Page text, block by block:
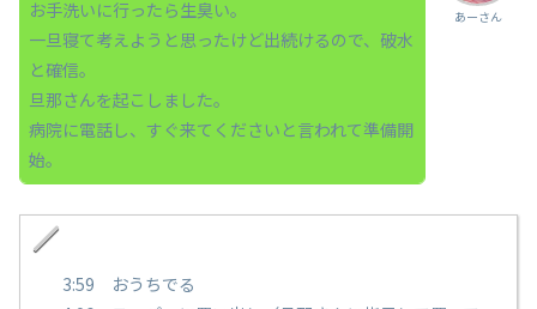
あーさん
お手洗いに行ったら生臭い。
一旦寝て考えようと思ったけど出続けるので、破水
と確信。
旦那さんを起こしました。
病院に電話し、すぐ来てくださいと言われて準備開
始。
3:59 おうちでる